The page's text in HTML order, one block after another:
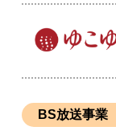
BS放送事業